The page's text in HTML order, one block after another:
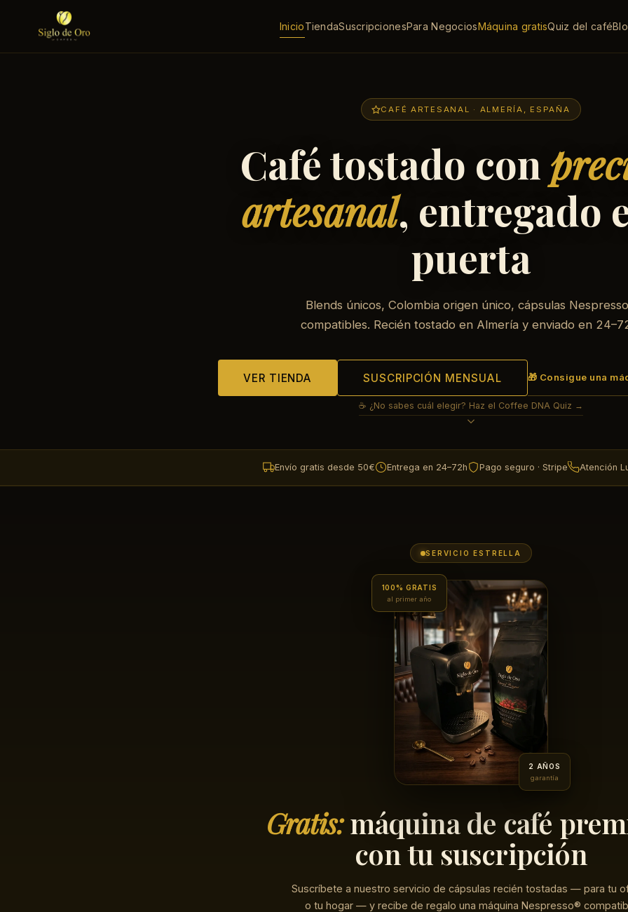
InicioTiendaSuscripcionesPara NegociosMáquina gratisQuiz del café
CAFÉ ARTESANAL · ALMERÍA, ESPAÑA
Café tostado con
artesanal, entregado
puerta
Blends únicos, Colombia origen único, cápsulas
compatibles. Recién tostado en Almería y enviado en
VER TIENDA SUSCRIPCIÓN MENSUAL 🎁 Consigue una
☕ ¿No sabes cuál elegir? Haz el Coffee DNA Quiz →
Envío gratis desde 50€ Entrega en 24–72h Pago seguro · Stripe Atención
SERVICIO ESTRELLA
100% GRATIS
al primer año
2 AÑOS
garantía
Gratis:máquina de café
con tu suscripción
Suscríbete a nuestro servicio de cápsulas recién tostadas — para tu
o tu hogar — y recibe de regalo una máquina Nespresso®